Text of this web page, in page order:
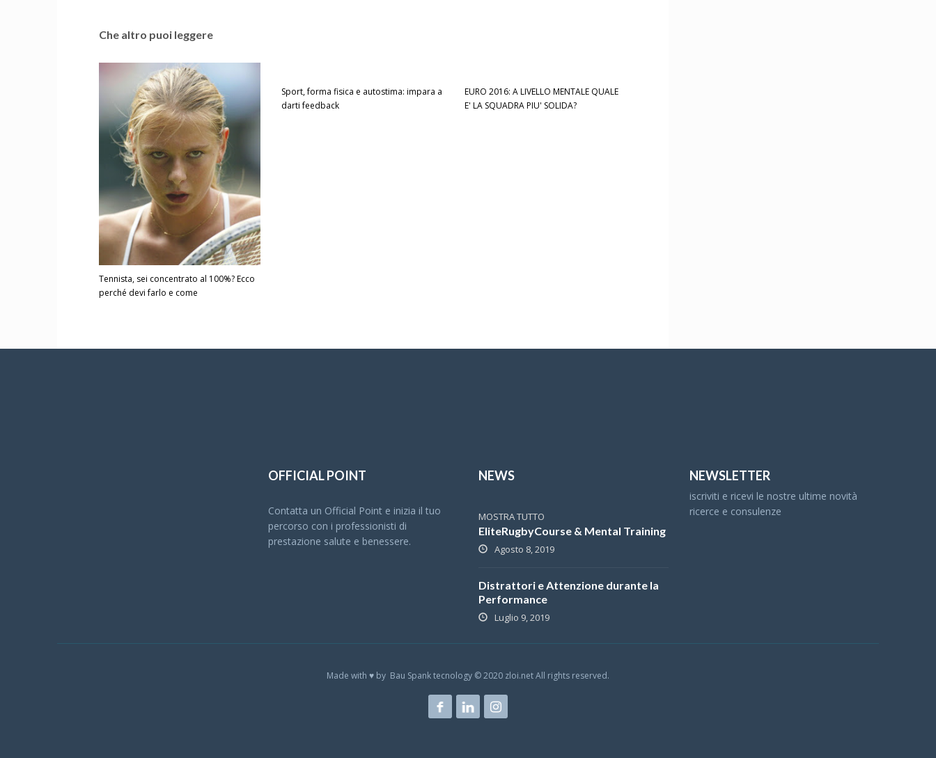
Che altro puoi leggere
Tennista, sei concentrato al 100%? Ecco
perché devi farlo e come
Sport, forma fisica e autostima: impara a
darti feedback
EURO 2016: A LIVELLO MENTALE QUALE
E' LA SQUADRA PIU' SOLIDA?
OFFICIAL POINT
Contatta un Official Point e inizia il tuo
percorso con i professionisti di
prestazione salute e benessere.
NEWS
MOSTRA TUTTO
EliteRugbyCourse & Mental Training
Agosto 8, 2019
Distrattori e Attenzione durante la
Performance
Luglio 9, 2019
NEWSLETTER
iscriviti e ricevi le nostre ultime novità
ricerce e consulenze
Made with ♥ by Bau Spank tecnology © 2020 zloi.net All rights reserved.